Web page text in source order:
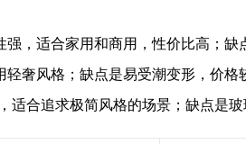
，适合家用和商用，性价比高；缺
奢风格；缺点是易受潮变形，价格
适合追求极简风格的场景；缺点是